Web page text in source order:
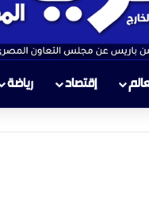
إقتصاد رياضة